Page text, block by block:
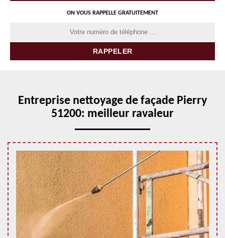
ON VOUS RAPPELLE GRATUITEMENT
Entreprise nettoyage de façade Pierry
51200: meilleur ravaleur